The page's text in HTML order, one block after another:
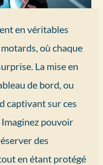
en véritables
où chaque
La mise en
de bord, ou
captivant sur ces
pouvoir
des
en étant protégé